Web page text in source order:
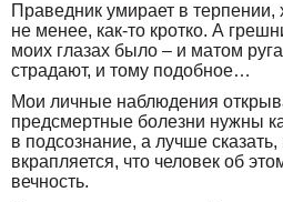
Праведник умирает в терпении,
не менее, как-то кротко. А
моих глазах было – и матом
страдают, и тому подобное…
Мои личные наблюдения
предсмертные болезни нужны
в подсознание, а лучше
вкрапляется, что человек об
вечность.